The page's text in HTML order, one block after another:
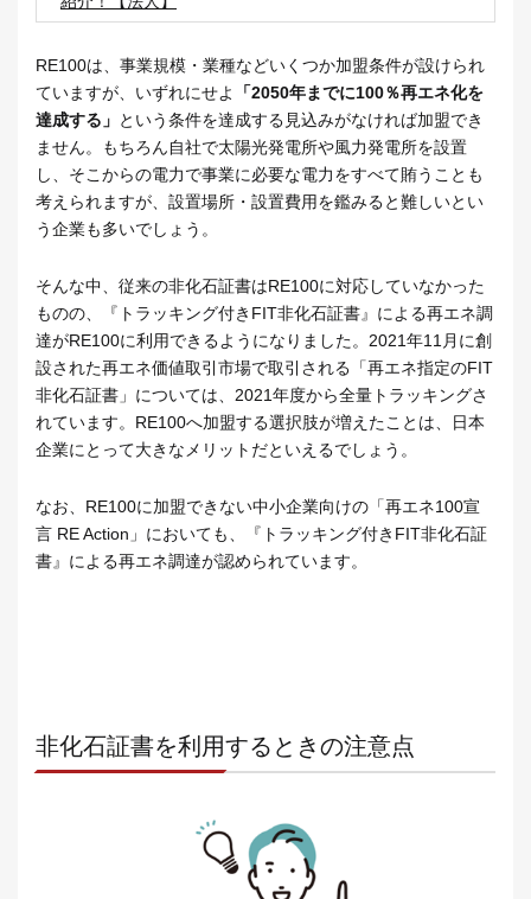
RE100は、事業規模・業種などいくつか加盟条件が設けられ
ていますが、いずれにせよ
「2050年までに100％再エネ化を
達成する」 という条件を達成する見込みがなければ加盟でき
ません。もちろん自社で太陽光発電所や風力発電所を設置
し、そこからの電力で事業に必要な電力をすべて賄うことも
考えられますが、設置場所・設置費用を鑑みると難しいとい
う企業も多いでしょう。
そんな中、従来の非化石証書はRE100に対応していなかった
ものの、『トラッキング付きFIT非化石証書』による再エネ調
達がRE100に利用できるようになりました。2021年11月に創
設された再エネ価値取引市場で取引される「再エネ指定のFIT
非化石証書」については、2021年度から全量トラッキングさ
れています。RE100へ加盟する選択肢が増えたことは、日本
企業にとって大きなメリットだといえるでしょう。
なお、RE100に加盟できない中小企業向けの「再エネ100宣
言 RE Action」においても、『トラッキング付きFIT非化石証
書』による再エネ調達が認められています。
非化石証書を利用するときの注意点